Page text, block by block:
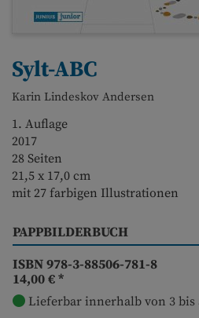
Sylt-ABC
Karin Lindeskov Andersen
1. Auflage
2017
28 Seiten
21,5 x 17,0 cm
mit 27 farbigen Illustrationen
PAPPBILDERBUCH
ISBN 978-3-88506-781-8
14,00 €*
Lieferbar innerhalb von 3 bis